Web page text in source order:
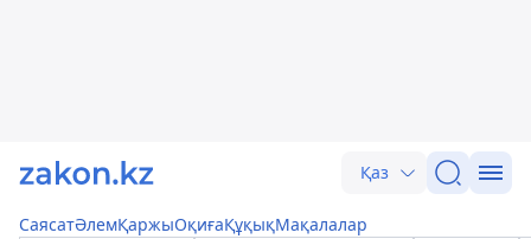
Қаз
СаясатӘлемҚаржыОқиғаҚұқықМақалалар